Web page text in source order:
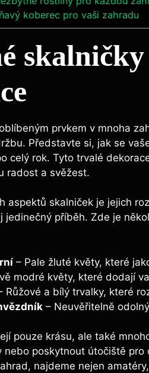
koberec pro vaši zahradu
prvkem v mnoha
Představte si, jak se
celý rok. Tyto trvalé
radost a svěžest.
aspektů skalniček je jejich
jedinečný příběh. Zde je
– Pale žluté květy, které
modré květy, které dodají
Růžové a bílý trvalky, které
– Neuvěřitelně
pouze krásu, ale také
nebo poskytnout útočiště
najdeme nejen